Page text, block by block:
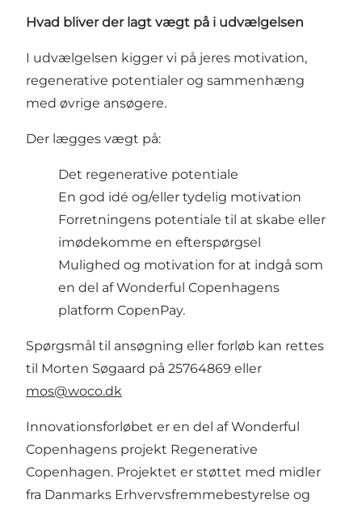
Hvad bliver der lagt vægt på i udvælgelsen
I udvælgelsen kigger vi på jeres motivation,
regenerative potentialer og sammenhæng
med øvrige ansøgere.
Der lægges vægt på:
Det regenerative potentiale
En god idé og/eller tydelig motivation
Forretningens potentiale til at skabe eller
imødekomme en efterspørgsel
Mulighed og motivation for at indgå som
en del af Wonderful Copenhagens
platform CopenPay.
Spørgsmål til ansøgning eller forløb kan rettes
til Morten Søgaard på 25764869 eller
mos@woco.dk
Innovationsforløbet er en del af Wonderful
Copenhagens projekt Regenerative
Copenhagen. Projektet er støttet med midler
fra Danmarks Erhvervsfremmebestyrelse og